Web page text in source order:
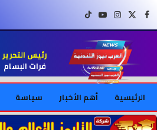
فيسبوكX (Twitter)
إنستغراميوتيوبتيك توك
رئيس التحرير
فرات البسام
الرئيسية أهم الأخبار سياسة